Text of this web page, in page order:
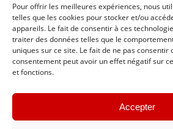
Pour offrir les meilleures expériences, nous
telles que les cookies pour stocker et/ou
appareils. Le fait de consentir à ces
traiter des données telles que le
uniques sur ce site. Le fait de ne pas consentir
consentement peut avoir un effet négatif sur
et fonctions.
Accepter
Classement Groupe B
C
l
u
C
l
u
C
l
i
p
o
u
C
l
u